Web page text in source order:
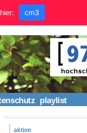
playlist
aktion
cm3